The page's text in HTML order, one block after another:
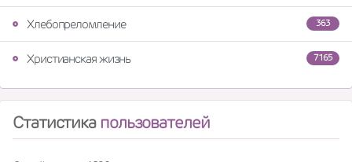
363
Хлебопреломление
7165
Христианская жизнь
Статистика пользователей